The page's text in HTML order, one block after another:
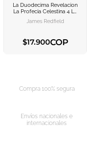
AGREGAR AL
La Duodecima Revelacion
La Profecia Celestina 4 La
Hora De Decidir
James Redfield
$17.900COP
Compra 100% segura
Envíos nacionales e
internacionales